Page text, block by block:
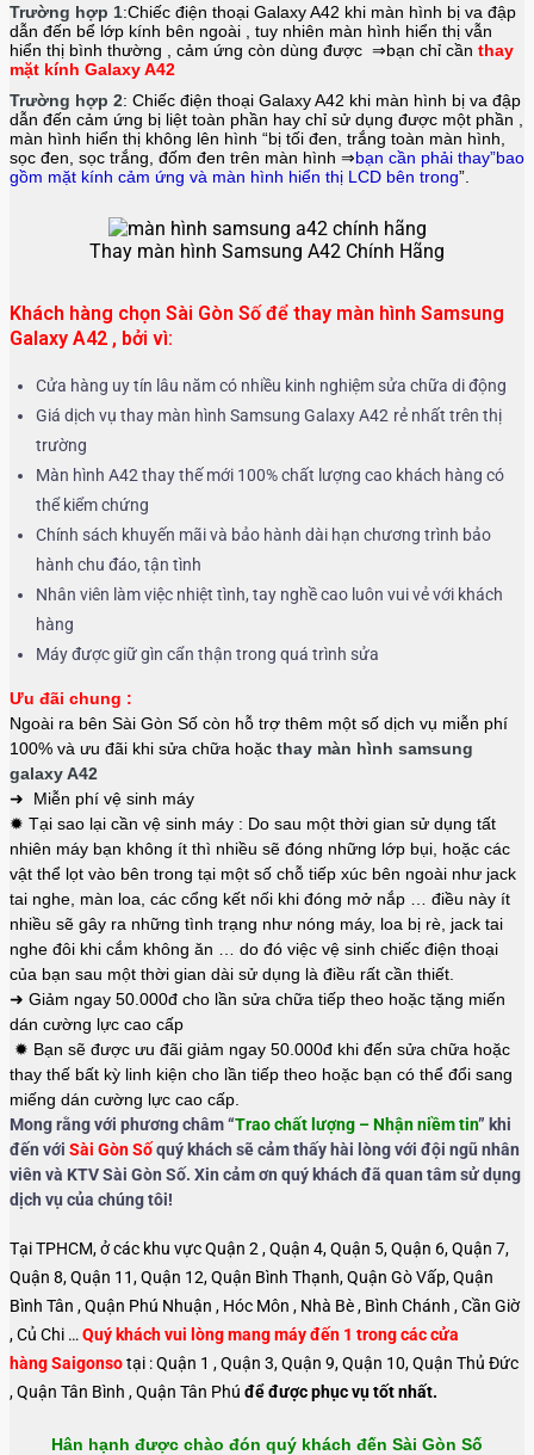
Trường hợp 1:Chiếc điện thoại Galaxy A42 khi màn hình bị va đập
dẫn đến bể lớp kính bên ngoài , tuy nhiên màn hình hiển thị vẫn
hiển thị bình thường , cảm ứng còn dùng được ⇒bạn chỉ cần thay
mặt kính Galaxy A42
Trường hợp 2: Chiếc điện thoại Galaxy A42 khi màn hình bị va đập
dẫn đến cảm ứng bị liệt toàn phần hay chỉ sử dụng được một phần ,
màn hình hiển thị không lên hình “bị tối đen, trắng toàn màn hình,
sọc đen, sọc trắng, đốm đen trên màn hình ⇒bạn cần phải thay”bao
gồm mặt kính cảm ứng và màn hình hiển thị LCD bên trong”.
Thay màn hình Samsung A42 Chính Hãng
Khách hàng chọn Sài Gòn Số để thay màn hình Samsung
Galaxy A42 , bởi vì:
Cửa hàng uy tín lâu năm có nhiều kinh nghiệm sửa chữa di động
Giá dịch vụ thay màn hình Samsung Galaxy A42 rẻ nhất trên thị
trường
Màn hình A42 thay thế mới 100% chất lượng cao khách hàng có
thể kiểm chứng
Chính sách khuyến mãi và bảo hành dài hạn chương trình bảo
hành chu đáo, tận tình
Nhân viên làm việc nhiệt tình, tay nghề cao luôn vui vẻ với khách
hàng
Máy được giữ gìn cẩn thận trong quá trình sửa
Ưu đãi chung :
Ngoài ra bên Sài Gòn Số còn hỗ trợ thêm một số dịch vụ miễn phí
100% và ưu đãi khi sửa chữa hoặc thay màn hình samsung
galaxy A42
➜ Miễn phí vệ sinh máy
✹ Tại sao lại cần vệ sinh máy : Do sau một thời gian sử dụng tất
nhiên máy bạn không ít thì nhiều sẽ đóng những lớp bụi, hoặc các
vật thể lọt vào bên trong tại một số chỗ tiếp xúc bên ngoài như jack
tai nghe, màn loa, các cổng kết nối khi đóng mở nắp … điều này ít
nhiều sẽ gây ra những tình trạng như nóng máy, loa bị rè, jack tai
nghe đôi khi cắm không ăn … do đó việc vệ sinh chiếc điện thoại
của bạn sau một thời gian dài sử dụng là điều rất cần thiết.
➜ Giảm ngay 50.000đ cho lần sửa chữa tiếp theo hoặc tặng miến
dán cường lực cao cấp
✹ Bạn sẽ được ưu đãi giảm ngay 50.000đ khi đến sửa chữa hoặc
thay thế bất kỳ linh kiện cho lần tiếp theo hoặc bạn có thể đổi sang
miếng dán cường lực cao cấp.
Mong rằng với phương châm “Trao chất lượng – Nhận niềm tin” khi
đến với Sài Gòn Sốquý khách sẽ cảm thấy hài lòng với đội ngũ nhân
viên và KTV Sài Gòn Số. Xin cảm ơn quý khách đã quan tâm sử dụng
dịch vụ của chúng tôi!
Tại TPHCM, ở các khu vực Quận 2 , Quận 4, Quận 5, Quận 6, Quận 7,
Quận 8, Quận 11, Quận 12, Quận Bình Thạnh, Quận Gò Vấp, Quận
Bình Tân , Quận Phú Nhuận , Hóc Môn , Nhà Bè , Bình Chánh , Cần Giờ
, Củ Chi … Quý khách vui lòng mang máy đến 1 trong các cửa
hàng Saigonsotại : Quận 1 , Quận 3, Quận 9, Quận 10, Quận Thủ Đức
, Quận Tân Bình , Quận Tân Phú để được phục vụ tốt nhất.
Hân hạnh được chào đón quý khách đến Sài Gòn Số